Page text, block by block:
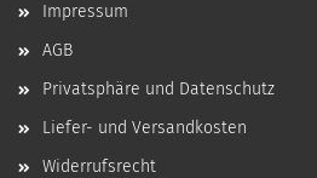
Impressum
AGB
Privatsphäre und Datenschutz
Liefer- und Versandkosten
Widerrufsrecht